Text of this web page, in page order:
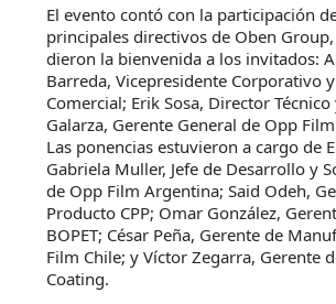
El evento contó con la participación
principales directivos de Oben
dieron la bienvenida a los invitados:
Barreda, Vicepresidente Corporativo
Comercial; Erik Sosa, Director Técnico
Galarza, Gerente General de Opp
Las ponencias estuvieron a cargo de
Gabriela Muller, Jefe de Desarrollo y
de Opp Film Argentina; Said Odeh,
Producto CPP; Omar González,
BOPET; César Peña, Gerente de
Film Chile; y Víctor Zegarra, Gerente
Coating.